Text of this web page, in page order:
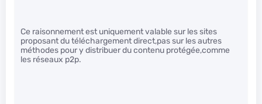
Ce raisonnement est uniquement valable sur les sites
proposant du téléchargement direct,pas sur les autres
méthodes pour y distribuer du contenu protégée,comme
les réseaux p2p.